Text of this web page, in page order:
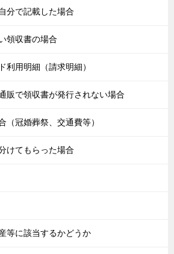
分で記載した場合
領収書の場合
利用明細（請求明細）
販で領収書が発行されない場合
（冠婚葬祭、交通費等）
けてもらった場合
等に該当するかどうか